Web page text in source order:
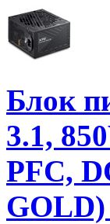
Блок
3.1,
PFC,